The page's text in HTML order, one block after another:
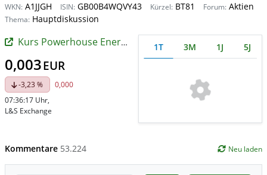
WKN: A1JJGH ISIN: GB00B4WQVY43 Kürzel: BT81 Forum: Aktien
Thema: Hauptdiskussion
Kurs Powerhouse Energy Group
0,003EUR
-3,23 %
0,000
07:36:17 Uhr,
L&S Exchange
1T 3M 1J 5J
Kommentare 53.224 Neu laden